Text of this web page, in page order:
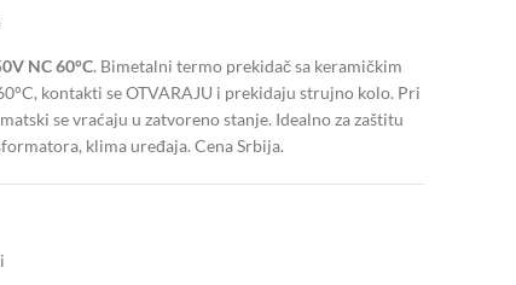
NC 60°C. Bimetalni termo prekidač sa keramičkim
kontakti se OTVARAJU i prekidaju strujno kolo. Pri
se vraćaju u zatvoreno stanje. Idealno za zaštitu
klima uređaja. Cena Srbija.